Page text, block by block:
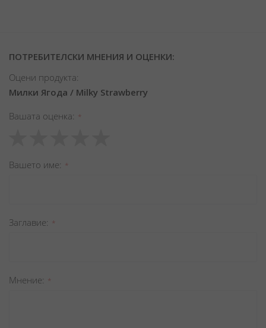
ПОТРЕБИТЕЛСКИ МНЕНИЯ И ОЦЕНКИ:
Оцени продукта:
Милки Ягода / Milky Strawberry
Вашата оценка
star
stars
stars
stars
stars
Вашето име
Заглавиe
Мнение